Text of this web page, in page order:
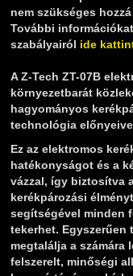
nem szükséges
További
szabályairól ide
A Z-Tech ZT-07B
környezetbarát
hagyományos
technológia
Ez az elektromos
hatékonyságot és a
vázzal, így biztosítva
kerékpározási
segítségével minden
tekerhet. Egyszerűen
megtalálja a számára
felszerelt, minőségi